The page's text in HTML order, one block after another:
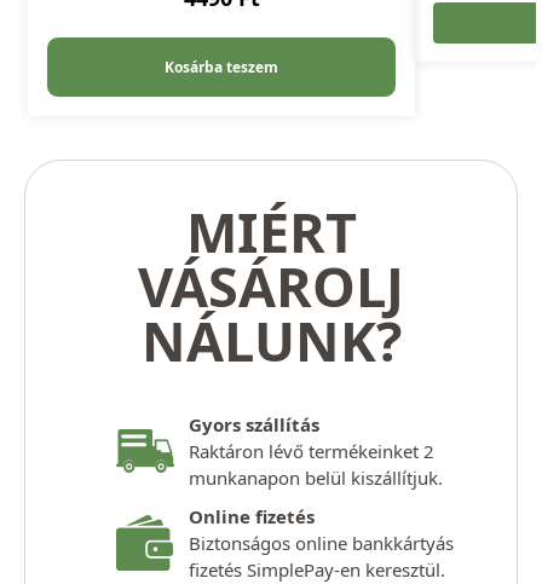
Kosárba teszem
MIÉRT
VÁSÁROLJ
NÁLUNK?
Gyors szállítás
Raktáron lévő termékeinket 2
munkanapon belül kiszállítjuk.
Online fizetés
Biztonságos online bankkártyás
fizetés SimplePay-en keresztül.